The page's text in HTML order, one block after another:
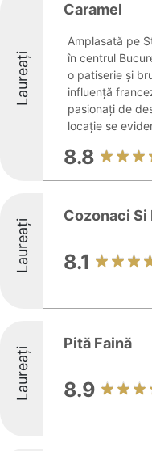
Laureați
Caramel
Amplasată pe
în centrul
o patiserie și
influență
pasionați de
locație se
8.8
Laureați
Cozonaci Si
8.1
Laureați
Pită Faină
8.9